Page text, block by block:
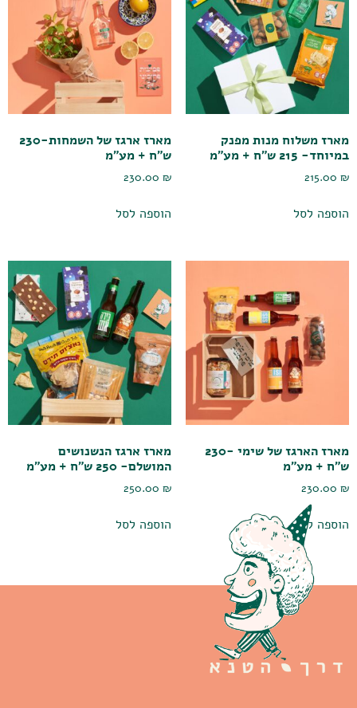
מארז משלוח מנות מפנק
במיוחד- 215 ש"ח + מע"מ
215.00 ₪
הוספה לסל
מארז ארגז של השמחות-230
ש"ח + מע"מ
230.00₪
הוספה לסל
מארז הארגז של שימי -230
ש"ח + מע"מ
230.00 ₪
הוספה לסל
מארז ארגז הנשנושים
המושלם- 250 ש"ח + מע"מ
250.00₪
הוספה לסל